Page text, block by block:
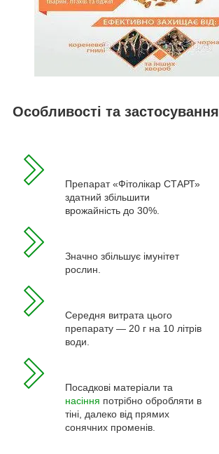
Особливості та застосування
Препарат «Фітолікар СТАРТ»
здатний збільшити
врожайність до 30%.
Значно збільшує імунітет
рослин.
Середня витрата цього
препарату — 20 г на 10 літрів
води.
Посадкові матеріали та
насіння потрібно обробляти в
тіні, далеко від прямих
сонячних променів.